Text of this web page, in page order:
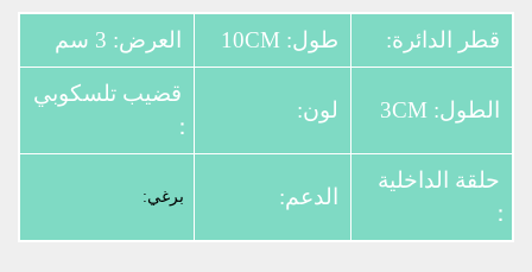
قطر الدائرة: طول: 10CM العرض: 3 سم
الطول: 3CM لون:
قضيب تلسكوبي
：
حلقة الداخلية
：
الدعم: برغي: